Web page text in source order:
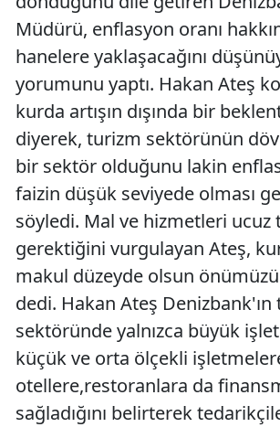
Müdürü, enflasyon oranı
hanelere yaklaşacağını
yorumunu yaptı. Hakan Ateş
kurda artışın dışında bir
diyerek, turizm sektörünün
bir sektör olduğunu lakin
faizin düşük seviyede olması
söyledi. Mal ve hizmetleri
gerektiğini vurgulayan Ateş,
makul düzeyde olsun
dedi. Hakan Ateş Denizbank'ın
sektöründe yalnızca büyük
küçük ve orta ölçekli
otellere,restoranlara da
sağladığını belirterek